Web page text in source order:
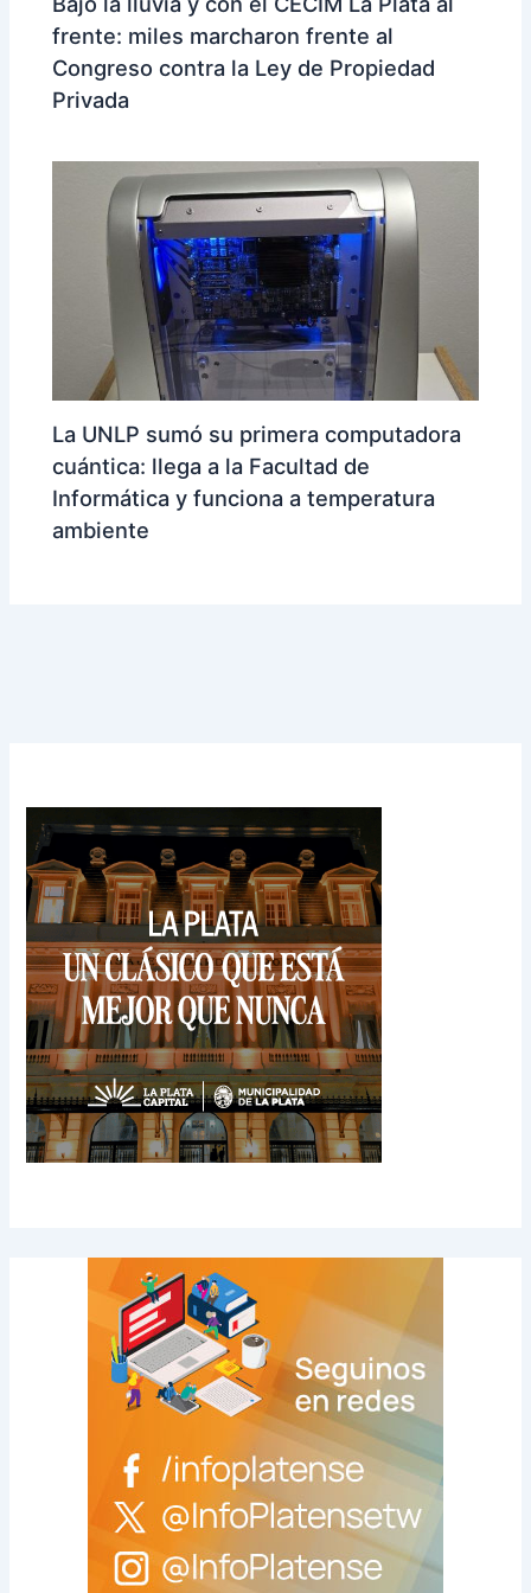
frente: miles marcharon frente al
Congreso contra la Ley de Propiedad
Privada
La UNLP sumó su primera computadora
cuántica: llega a la Facultad de
Informática y funciona a temperatura
ambiente